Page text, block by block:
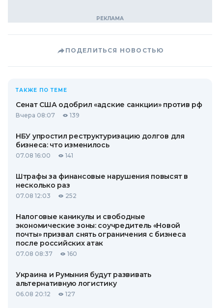
ПОДЕЛИТЬСЯ НОВОСТЬЮ
ТАКЖЕ ПО ТЕМЕ
Сенат США одобрил «адские санкции» против рф
Вчера 08:07 139
НБУ упростил реструктуризацию долгов для
бизнеса: что изменилось
07.08 16:00 141
Штрафы за финансовые нарушения повысят в
несколько раз
07.08 12:03 252
Налоговые каникулы и свободные
экономические зоны: соучредитель «Новой
почты» призвал снять ограничения с бизнеса
после российских атак
07.08 08:37 160
Украина и Румыния будут развивать
альтернативную логистику
06.08 20:12 127